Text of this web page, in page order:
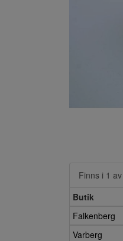
Finns i 1
Butik
Falkenberg
Varberg